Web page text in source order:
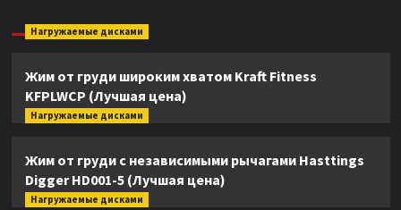
Нагружаемые дисками
Жим от груди широким хватом Kraft Fitness
KFPLWCP (Лучшая цена)
Нагружаемые дисками
Жим от груди с независимыми рычагами Hasttings
Digger HD001-5 (Лучшая цена)
Нагружаемые дисками